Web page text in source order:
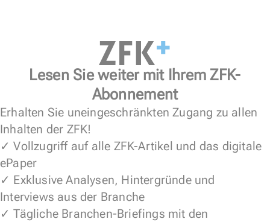
Lesen Sie weiter mit Ihrem ZFK-
Abonnement
Erhalten Sie uneingeschränkten Zugang zu allen
Inhalten der ZFK!
✓ Vollzugriff auf alle ZFK-Artikel und das digitale
ePaper
✓ Exklusive Analysen, Hintergründe und
Interviews aus der Branche
✓ Tägliche Branchen-Briefings mit den